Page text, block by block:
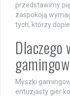
przedstawimy
zaspokoją
tych, którzy
Myszki
entuzjasty gier